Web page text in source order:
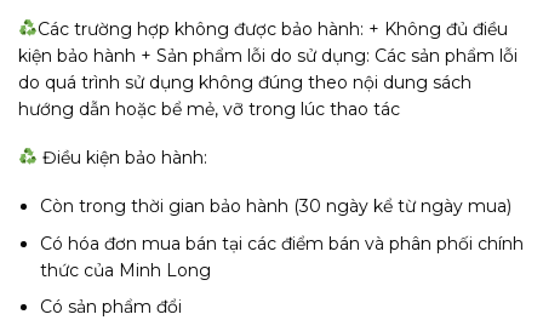
Các trường hợp không được bảo hành: + Không đủ điều
kiện bảo hành + Sản phẩm lỗi do sử dụng: Các sản phẩm lỗi
do quá trình sử dụng không đúng theo nội dung sách
hướng dẫn hoặc bể mẻ, vỡ trong lúc thao tác
Điều kiện bảo hành:
Còn trong thời gian bảo hành (30 ngày kể từ ngày mua)
Có hóa đơn mua bán tại các điểm bán và phân phối chính
thức của Minh Long
Có sản phẩm đổi